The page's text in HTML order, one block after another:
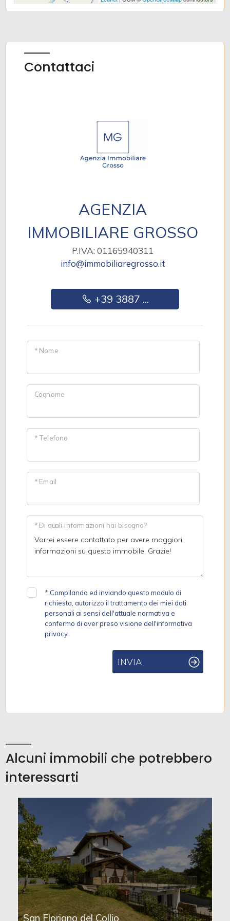
Contattaci
AGENZIA
IMMOBILIARE GROSSO
P.IVA: 01165940311
info@immobiliaregrosso.it
+39 3887 ...
* Nome
Cognome
* Telefono
* Email
* Di quali informazioni hai bisogno?
* Compilando ed inviando questo modulo di
richiesta, autorizzo il trattamento dei miei dati
personali ai sensi dell'attuale normativa e
confermo di aver preso visione dell'informativa
privacy.
INVIA
Alcuni immobili che potrebbero
interessarti
San Floriano del Collio